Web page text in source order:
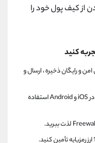
از کیف پول خود را
کنید
و رایگان ذخیره ، ارسال و
از کیف پول 0x (ZRX) تلفن همراه خود در iOS و Android استفاده